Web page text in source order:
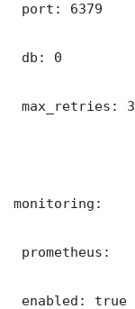
port: 6379
db: 0
max_retries: 3
monitoring:
prometheus:
enabled: true